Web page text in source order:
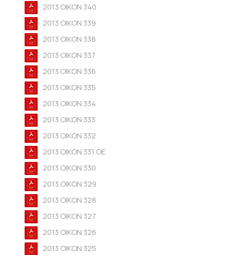
2013 OIKON 340
2013 OIKON 339
2013 OIKON 338
2013 OIKON 337
2013 OIKON 336
2013 OIKON 335
2013 OIKON 334
2013 OIKON 333
2013 OIKON 332
2013 OIKON 331 OE
2013 OIKON 330
2013 OIKON 329
2013 OIKON 328
2013 OIKON 327
2013 OIKON 326
2013 OIKON 325